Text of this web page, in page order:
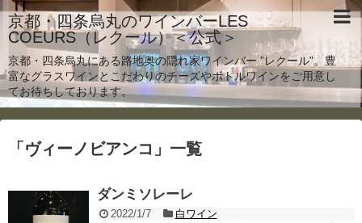
京都・四条烏丸のワインバーLES
COEURS（レクール）＜公式＞
京都・四条烏丸にある路地奥の隠れ家ワインバー ”レクール”。豊
富なグラスワインとこだわりのチーズやボトルワインをご用意し
てお待ちしております。
「 ヴィーノビアンコ 」 一覧
ダンミソレーレ
2022/1/7
白ワイン